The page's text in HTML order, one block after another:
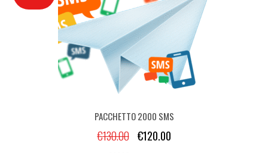
PACCHETTO 2000 SMS
€130.00 €120.00